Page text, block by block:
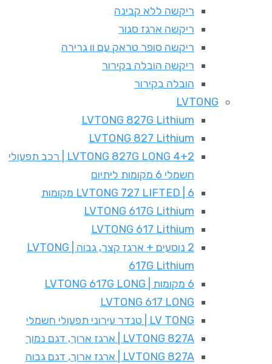
ריקשה ללא קבינה
ריקשה ארגז סגור
ריקשה סופר טראק עם וו גרירה
ריקשה הובלה בקירור
הובלה בקירור
LVTONG
LVTONG 827G Lithium
LVTONG 827 Lithium
LVTONG 827G LONG 4+2 | רכב תפעולי
חשמלי 6 מקומות ליתיום
LVTONG 727 LIFTED | 6 מקומות
LVTONG 617G Lithium
LVTONG 617 Lithium
2 נוסעים + ארגז קצר, גבוה | LVTONG
617G Lithium
6 מקומות | LVTONG 617G LONG
LVTONG 617 LONG
LV TONG | טנדר עירוני תפעולי חשמלי
LVTONG 827A | ארגז ארוך, דגם נמוך
LVTONG 827A | ארגז ארוך, דגם גבוה